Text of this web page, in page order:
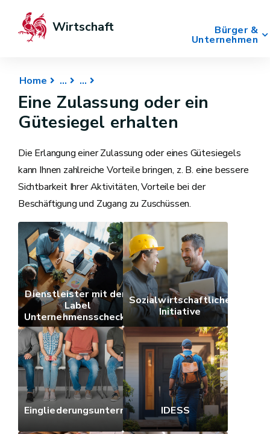
Bürger &
Unternehmen
Wirtschaft
Home
Eine Zulassung oder ein
Gütesiegel erhalten
Die Erlangung einer Zulassung oder eines Gütesiegels
kann Ihnen zahlreiche Vorteile bringen, z. B. eine bessere
Sichtbarkeit Ihrer Aktivitäten, Vorteile bei der
Beschäftigung und Zugang zu Zuschüssen.
Dienstleister mit dem
Label
Unternehmensschecks
Sozialwirtschaftliche
Initiative
Eingliederungsunternehmen IDESS